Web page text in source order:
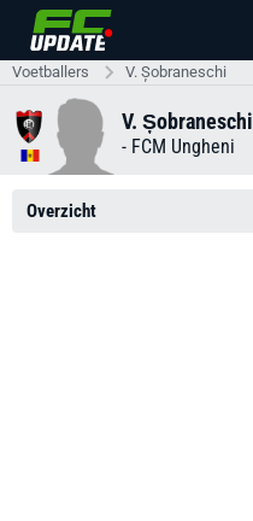
Voetballers V. Șobraneschi
V. Șobraneschi
- FCM Ungheni
Overzicht